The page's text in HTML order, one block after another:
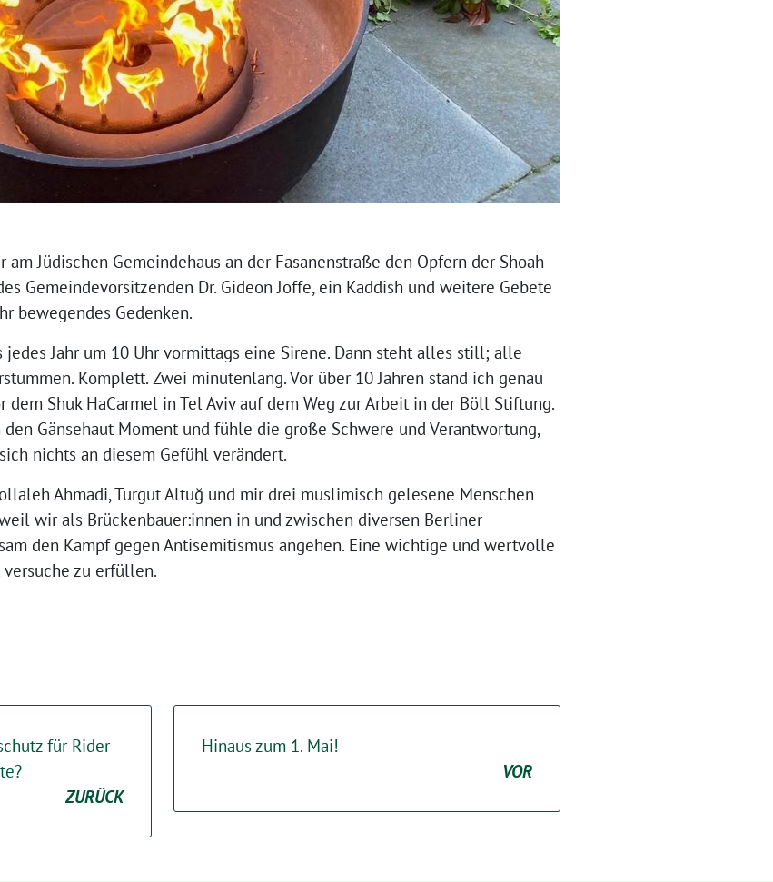
am Jüdischen Gemeindehaus an der Fasanenstraße den Opfern der Shoah
Gemeindevorsitzenden Dr. Gideon Joffe, ein Kaddish und weitere Gebete
bewegendes Gedenken.
Jahr um 10 Uhr vormittags eine Sirene. Dann steht alles still; alle
Komplett. Zwei minutenlang. Vor über 10 Jahren stand ich genau
Shuk HaCarmel in Tel Aviv auf dem Weg zur Arbeit in der Böll Stiftung.
Gänsehaut Moment und fühle die große Schwere und Verantwortung,
nichts an diesem Gefühl verändert.
Ahmadi, Turgut Altuğ und mir drei muslimisch gelesene Menschen
wir als Brückenbauer:innen in und zwischen diversen Berliner
den Kampf gegen Antisemitismus angehen. Eine wichtige und wertvolle
zu erfüllen.⁩
für Rider
ZURÜCK
Hinaus zum 1. Mai!
VOR